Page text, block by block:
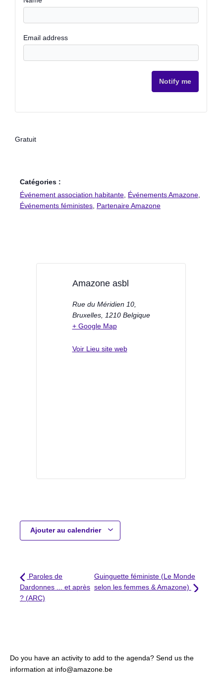
Email address
Notify me
Gratuit
Catégories :
Événement association habitante Événements Amazone
Événements féministes Partenaire Amazone
Amazone asbl
Rue du Méridien 10,
Bruxelles, 1210 Belgique
+ Google Map
Voir Lieu site web
Ajouter au calendrier
Paroles de
Dardonnes ... et après
? (ARC)
Guinguette féministe (Le Monde
selon les femmes & Amazone)
Do you have an activity to add to the agenda? Send us the
information at info@amazone.be